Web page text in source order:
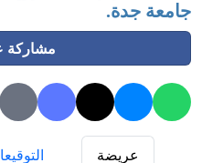
جامعة جدة.
مشاركة
عريضة